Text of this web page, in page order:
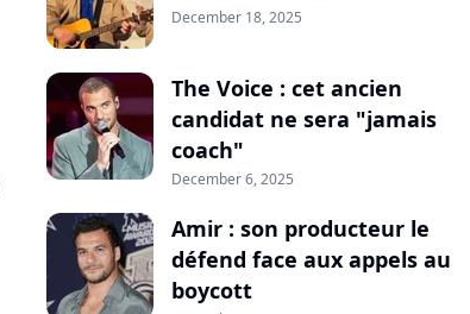
December 18, 2025
The Voice : cet ancien
candidat ne sera "jamais
coach"
December 6, 2025
Amir : son producteur le
défend face aux appels au
boycott